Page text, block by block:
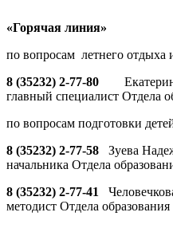
«Горячая линия»
по вопросам летнего отдыха
8 (35232) 2-77-80
главный специалист Отдела
по вопросам подготовки
8 (35232) 2-77-58 Зуева
начальника Отдела
8 (35232) 2-77-41
методист Отдела образования